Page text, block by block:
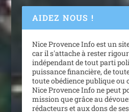
AIDEZ NOUS !
Nice Provence Info est un
car il s'attache à rester
indépendant de tout parti
puissance financière, de
toute obédience publique ou
Nice Provence Info ne peut
mission que grâce au
rédacteurs et aux dons de